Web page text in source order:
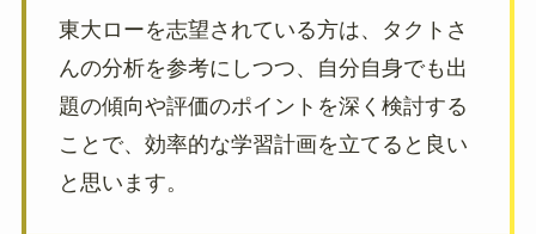
東大ローを志望されている方は、タクトさ
んの分析を参考にしつつ、自分自身でも出
題の傾向や評価のポイントを深く検討する
ことで、効率的な学習計画を立てると良い
と思います。